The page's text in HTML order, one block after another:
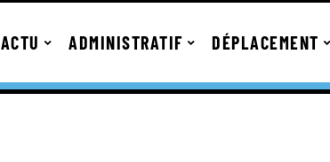
ACTU ADMINISTRATIF DÉPLACEMENT